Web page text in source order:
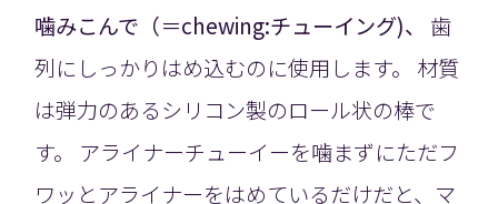
噛みこんで（＝chewing:チューイング)、
歯
列にしっかりはめ込むのに使用します。 材質
は弾力のあるシリコン製のロール状の棒で
す。
アライナーチューイーを噛まずにただフ
ワッとアライナーをはめているだけだと、マ